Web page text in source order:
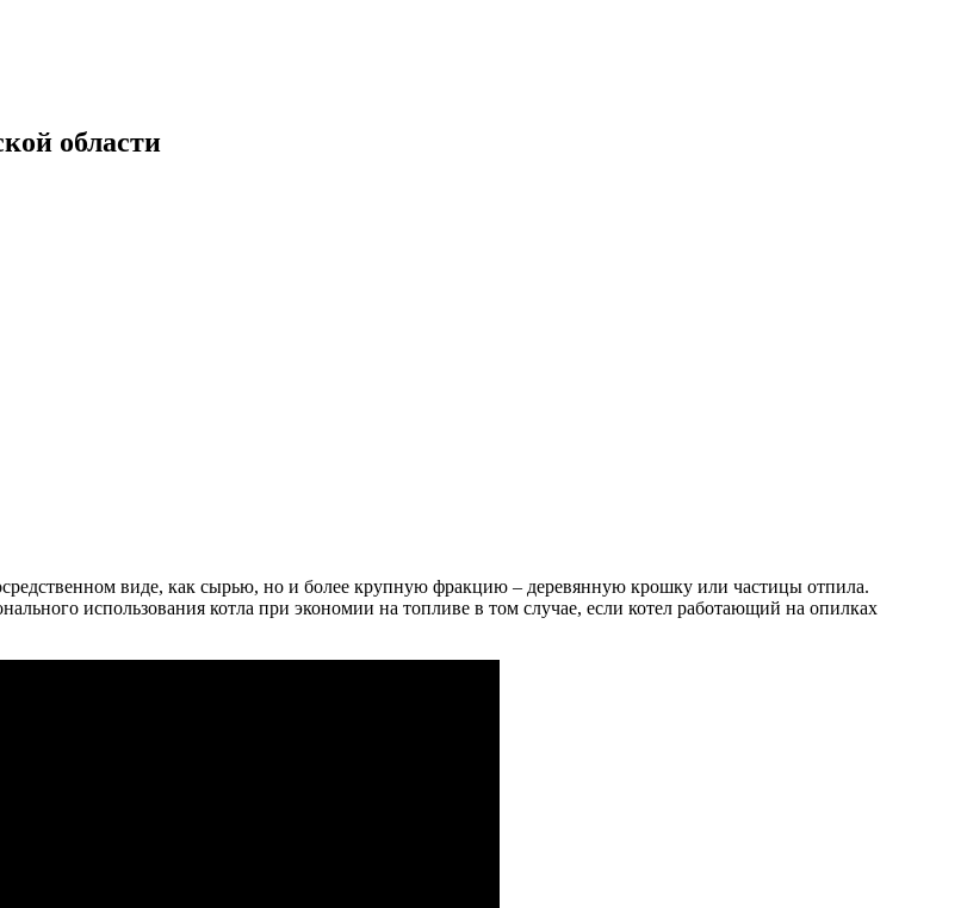
области
виде, как сырью, но и более крупную фракцию – деревянную крошку или частицы отпила.
использования котла при экономии на топливе в том случае, если котел работающий на опилках